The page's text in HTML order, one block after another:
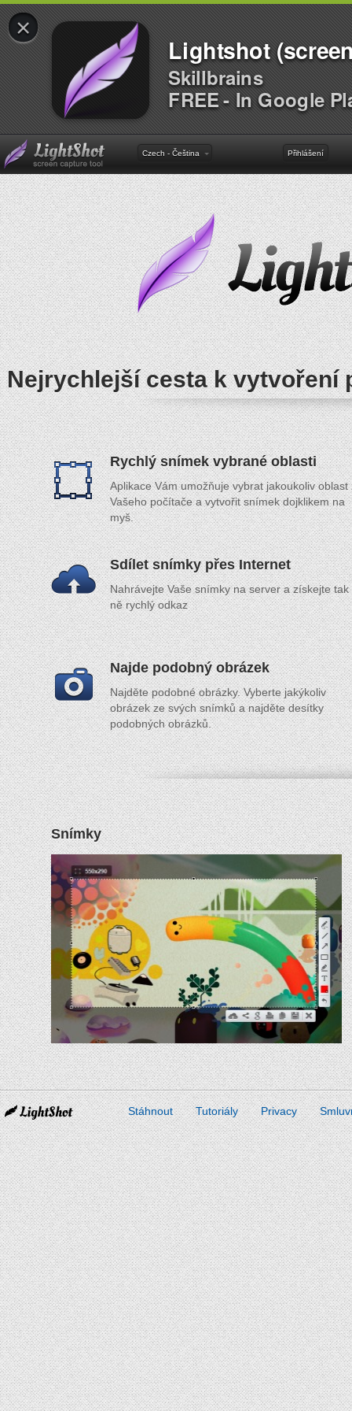
×
Lightshot
Skillbrains
FREE - In Google
Czech - Čeština Přihlášení
Nejrychlejší cesta k vytvoření
Rychlý snímek vybrané oblasti
Aplikace Vám umožňuje vybrat jakoukoliv oblast
Vašeho počítače a vytvořit snímek dojklikem na
myš.
Sdílet snímky přes Internet
Nahrávejte Vaše snímky na server a získejte tak
ně rychlý odkaz
Najde podobný obrázek
Najděte podobné obrázky. Vyberte jakýkoliv
obrázek ze svých snímků a najděte desítky
podobných obrázků.
Snímky
Stáhnout Tutoriály Privacy